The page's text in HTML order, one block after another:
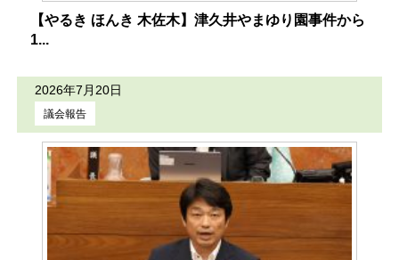
【やるき ほんき 木佐木】津久井やまゆり園事件から
1...
2026年7月20日
議会報告